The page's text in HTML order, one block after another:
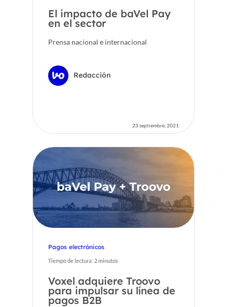
El impacto de baVel Pay
en el sector
Prensa nacional e internacional
Redacción
23 septiembre, 2021
Pagos electrónicos
Tiempo de lectura: 2minutos
Voxel adquiere Troovo
para impulsar su línea de
pagos B2B